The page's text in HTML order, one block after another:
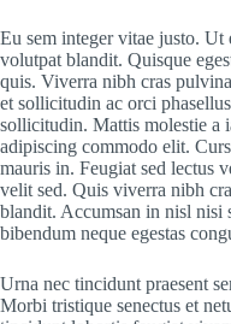
Eu sem integer vitae justo. Ut
volutpat blandit. Quisque
quis. Viverra nibh cras
et sollicitudin ac orci
sollicitudin. Mattis molestie a
adipiscing commodo elit.
mauris in. Feugiat sed lectus
velit sed. Quis viverra nibh
blandit. Accumsan in nisl nisi
bibendum neque egestas
Urna nec tincidunt praesent
Morbi tristique senectus et